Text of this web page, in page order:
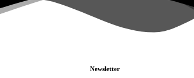
Newsletter